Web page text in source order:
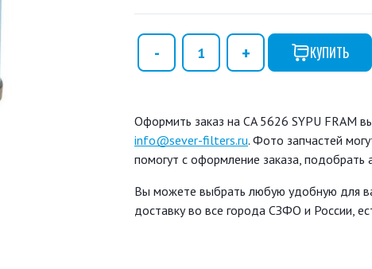
КУПИТЬ
Оформить заказ на CA 5626 SYPU FRAM
info@sever-filters.ru. Фото запчастей
помогут с оформление заказа, подобрать
Вы можете выбрать любую удобную для
доставку во все города СЗФО и России,